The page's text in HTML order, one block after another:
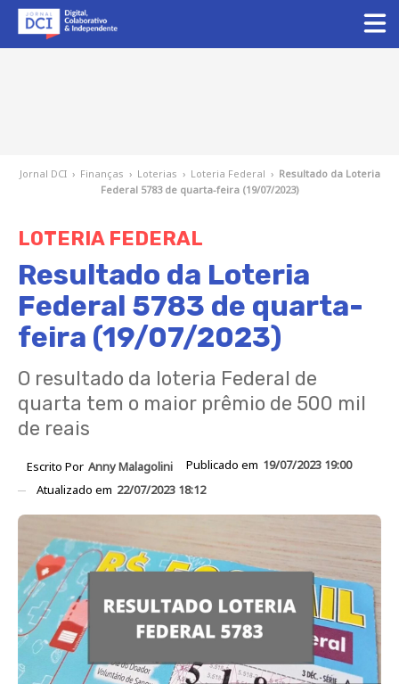
Jornal DCI › Finanças › Loterias › Loteria Federal › Resultado da Loteria
Federal 5783 de quarta-feira (19/07/2023)
LOTERIA FEDERAL
Resultado da Loteria
Federal 5783 de quarta-
feira (19/07/2023)
O resultado da loteria Federal de
quarta tem o maior prêmio de 500 mil
de reais
Escrito Por Anny Malagolini Publicado em 19/07/2023 19:00
Atualizado em 22/07/2023 18:12